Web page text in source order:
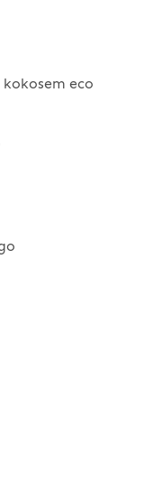
eco